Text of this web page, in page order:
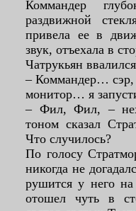
Коммандер
раздвижной
привела ее в
звук, отъехала в
Чатрукьян
– Коммандер… сэр,
монитор… я
– Фил, Фил, –
тоном сказал
Что случилось?
По голосу
никогда не
рушится у него
отошел чуть в